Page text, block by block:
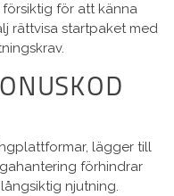
försiktig för att känna
rättvisa startpaket med
lägger till
förhindrar
njutning.